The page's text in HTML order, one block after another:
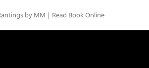
by MM | Read Book Online